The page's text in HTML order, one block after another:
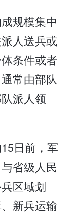
规模集中
人送兵或
条件或者
常由部队
派人领
日前，军
省级人民
区域划
新兵运输